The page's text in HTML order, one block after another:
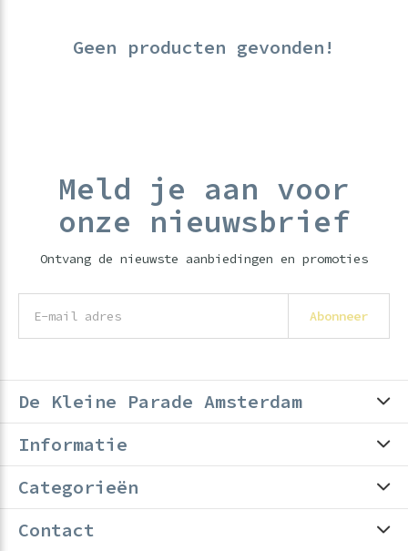
Geen producten gevonden!
Meld je aan voor
onze nieuwsbrief
Ontvang de nieuwste aanbiedingen en promoties
Abonneer
De Kleine Parade Amsterdam
Informatie
Categorieën
Contact